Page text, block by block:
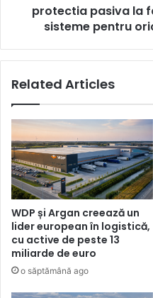
CARBOLINE
sisteme
orice
constructie!
protectia pasiva la
sisteme pentru
Related Articles
WDP și Argan creează un
lider european în logistică,
cu active de peste 13
miliarde de euro
o săptămână ago